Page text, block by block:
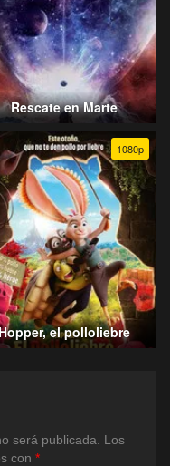
Rescate en Marte
1080p
el polloliebre
será publicada.
Los
con *